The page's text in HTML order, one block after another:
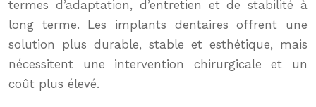
termes d’adaptation, d’entretien et de stabilité à
long terme. Les implants dentaires offrent une
solution plus durable, stable et esthétique, mais
nécessitent une intervention chirurgicale et un
coût plus élevé.